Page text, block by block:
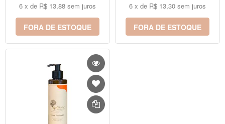
6 x de R$ 13,88 sem juros
FORA DE ESTOQUE
6 x de R$ 13,30 sem juros
FORA DE ESTOQUE